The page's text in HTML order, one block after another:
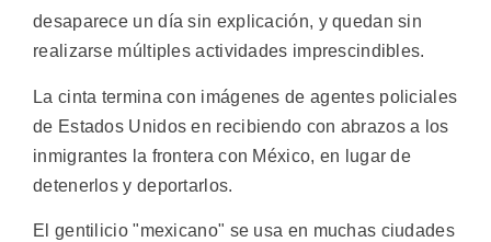
desaparece un día sin explicación, y quedan sin
realizarse múltiples actividades imprescindibles.
La cinta termina con imágenes de agentes policiales
de Estados Unidos en recibiendo con abrazos a los
inmigrantes la frontera con México, en lugar de
detenerlos y deportarlos.
El gentilicio "mexicano" se usa en muchas ciudades